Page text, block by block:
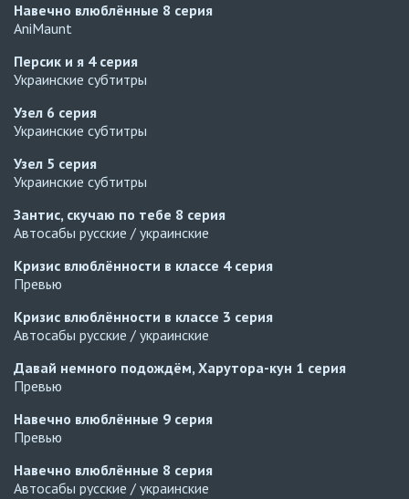
Навечно влюблённые 8 серия
AniMaunt
Персик и я 4 серия
Украинские субтитры
Узел 6 серия
Украинские субтитры
Узел 5 серия
Украинские субтитры
Зантис, скучаю по тебе 8 серия
Автосабы русские / украинские
Кризис влюблённости в классе 4 серия
Превью
Кризис влюблённости в классе 3 серия
Автосабы русские / украинские
Давай немного подождём, Харутора-кун 1 серия
Превью
Навечно влюблённые 9 серия
Превью
Навечно влюблённые 8 серия
Автосабы русские / украинские